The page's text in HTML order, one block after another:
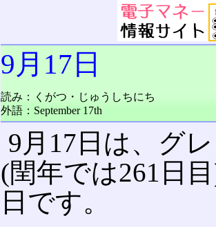
9月17日
読み：くがつ・じゅうしちにち
外語：September 17th
9月17日は、グ
(閏年では261日
日です。